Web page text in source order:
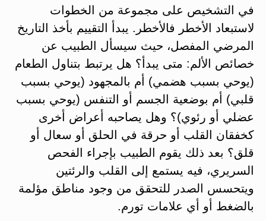
في التشخيص على مجموعة من الخطوات
لاستبعاد الأخطر فالأخطر. يبدأ التقييم بأخذ التاريخ
المرضي المفصل، حيث سيسأل الطبيب عن
خصائص الألم: متى يبدأ؟ هل يرتبط بتناول الطعام
(يوحي بسبب هضمي) أم بالمجهود (يوحي بسبب
قلبي) أم بوضعية الجسم أو التنفس (يوحي بسبب
عضلي أو رئوي)؟ وهل يصاحبه أعراض أخرى
كخفقان القلب أو حرقة في الحلق أو سعال أو
قلق؟ بعد ذلك يقوم الطبيب بإجراء الفحص
السريري، فيه يستمع إلى القلب والرئتين
ويتحسس الصدر للتحقق من وجود مناطق مؤلمة
بالضغط أو أي علامات تورم.